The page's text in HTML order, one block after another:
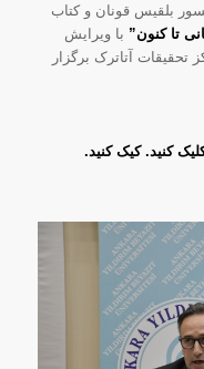
بلقیس قونان و کتاب
تا کنون” با ویرایش
تحقیقات آتاترک برگزار
کنید.کیک کنید.